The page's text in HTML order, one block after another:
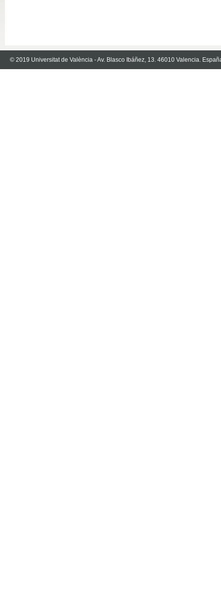
© 2019 Universitat de València - Av. Blasco Ibáñez, 13. 46010 Valencia.